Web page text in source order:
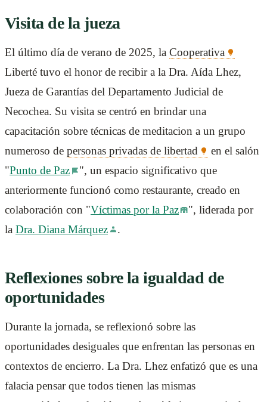
Visita de la jueza
El último día de verano de 2025, la Cooperativa
Liberté tuvo el honor de recibir a la Dra. Aída Lhez,
Jueza de Garantías del Departamento Judicial de
Necochea. Su visita se centró en brindar una
capacitación sobre técnicas de meditacion a un grupo
numeroso de personas privadas de libertad
en el salón
"Punto de Paz
", un espacio significativo que
anteriormente funcionó como restaurante, creado en
colaboración con "Víctimas por la Paz
", liderada por
la Dra. Diana Márquez .
Reflexiones sobre la igualdad de
oportunidades
Durante la jornada, se reflexionó sobre las
oportunidades desiguales que enfrentan las personas en
contextos de encierro. La Dra. Lhez enfatizó que es una
falacia pensar que todos tienen las mismas